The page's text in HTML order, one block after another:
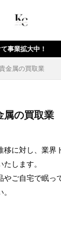
！
金属の買取業
属の買取業
移に対し、業界
します。
やご自宅で眠っ
属買取 買取
検索